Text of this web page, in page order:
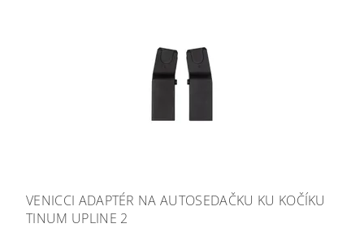
VENICCI ADAPTÉR NA AUTOSEDAČKU KU KOČÍKU
TINUM UPLINE 2